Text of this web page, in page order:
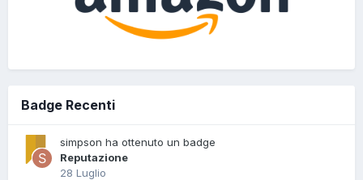
Badge Recenti
simpson ha ottenuto un badge
Reputazione
28 Luglio